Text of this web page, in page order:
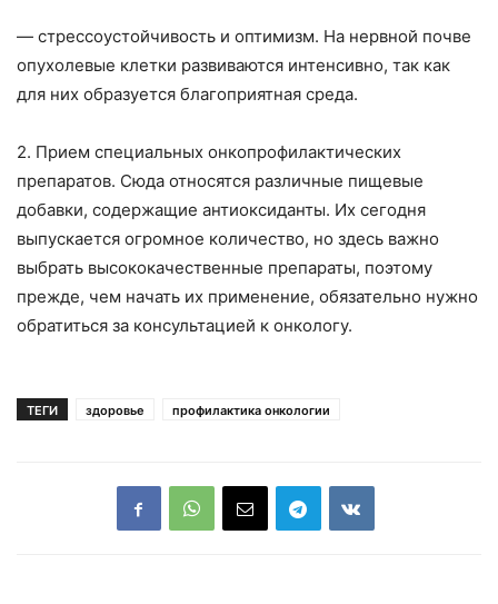
— стрессоустойчивость и оптимизм. На нервной почве
опухолевые клетки развиваются интенсивно, так как
для них образуется благоприятная среда.
2. Прием специальных онкопрофилактических
препаратов. Сюда относятся различные пищевые
добавки, содержащие антиоксиданты. Их сегодня
выпускается огромное количество, но здесь важно
выбрать высококачественные препараты, поэтому
прежде, чем начать их применение, обязательно нужно
обратиться за консультацией к онкологу.
ТЕГИ здоровье профилактика онкологии